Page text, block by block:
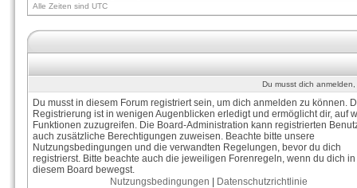
Alle Zeiten sind UTC
Du musst dich
Du musst in diesem Forum registriert sein, um dich anmelden zu können.
Registrierung ist in wenigen Augenblicken erledigt und ermöglicht dir, auf
Funktionen zuzugreifen. Die Board-Administration kann registrierten
auch zusätzliche Berechtigungen zuweisen. Beachte bitte unsere
Nutzungsbedingungen und die verwandten Regelungen, bevor du dich
registrierst. Bitte beachte auch die jeweiligen Forenregeln, wenn du dich in
diesem Board bewegst.
Nutzungsbedingungen
Datenschutzrichtlinie